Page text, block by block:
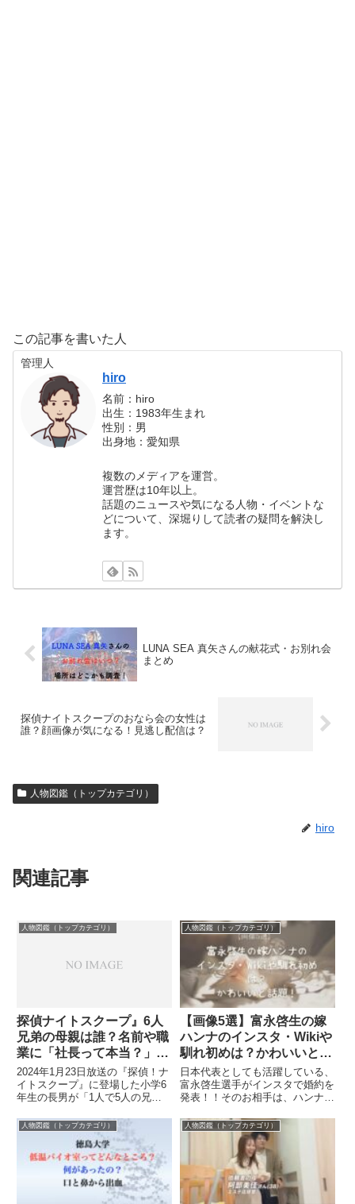
この記事を書いた人
管理人
hiro
名前：hiro
出生：1983年生まれ
性別：男
出身地：愛知県
複数のメディアを運営。
運営歴は10年以上。
話題のニュースや気になる人物・イベントな
どについて、深堀りして読者の疑問を解決し
ます。
LUNA SEA 真矢さんの献花式・お別れ会
まとめ
探偵ナイトスクープのおなら会の女性は
誰？顔画像が気になる！見逃し配信は？
人物図鑑（トップカテゴリ）
hiro
関連記事
人物図鑑（トップカテゴリ）
探偵ナイトスクープ』6人
兄弟の母親は誰？名前や職
業に「社長って本当？」と
話題に
2024年1月23日放送の『探偵！ナ
イトスクープ』に登場した小学6
年生の長男が「1人で5人の兄弟
聴者の涙を誘いました。しかし、
放送後に注目が集まったのは“感
動”よりも「母親の存在」や「子
どもの家庭内労働の実態」...
人物図鑑（トップカテゴリ）
【画像5選】富永啓生の嫁
ハンナのインスタ・Wikiや
馴れ初めは？かわいいと話
題！
日本代表としても活躍している、
富永啓生選手がインスタで婚約を
発表！！そのお相手は、ハンナ・
ナさんはどんな人？Wikiやプロフ
ィールは？富永啓生選手とハンナ
さんの馴れ初めは？と、気になる
部分を調査してみたいと思い...
人物図鑑（トップカテゴリ） 人物図鑑（トップカテゴリ）